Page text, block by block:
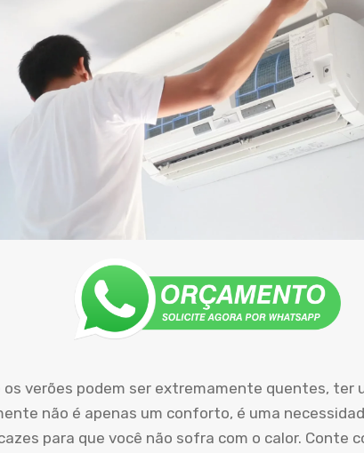
os verões podem ser extremamente quentes, ter
não é apenas um conforto, é uma
para que você não sofra com o calor. Conte